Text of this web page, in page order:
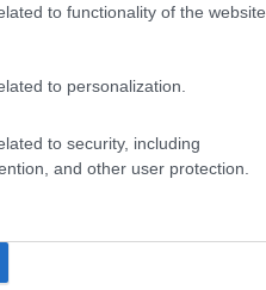
to functionality of the website
to personalization.
to security, including
and other user protection.
–
tradizione
è un
che i “fratelli
l’illuminismo